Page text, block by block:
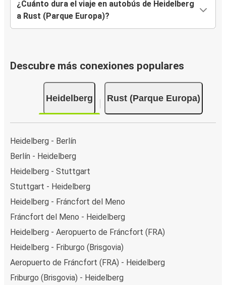
¿Cuánto dura el viaje en autobús de Heidelberg
a Rust (Parque Europa)?
Descubre más conexiones populares
Heidelberg Rust (Parque Europa)
Heidelberg - Berlín
Berlín - Heidelberg
Heidelberg - Stuttgart
Stuttgart - Heidelberg
Heidelberg - Fráncfort del Meno
Fráncfort del Meno - Heidelberg
Heidelberg - Aeropuerto de Fráncfort (FRA)
Heidelberg - Friburgo (Brisgovia)
Aeropuerto de Fráncfort (FRA) - Heidelberg
Friburgo (Brisgovia) - Heidelberg